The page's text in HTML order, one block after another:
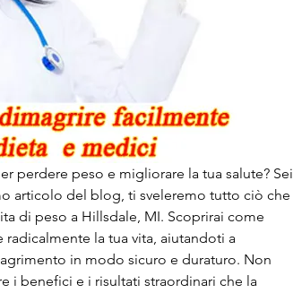
perdere peso e migliorare la tua salute? Sei
articolo del blog, ti sveleremo tutto ciò che
di peso a Hillsdale, MI. Scoprirai come
la tua vita, aiutandoti a
in modo sicuro e duraturo. Non
i benefici e i risultati straordinari che la